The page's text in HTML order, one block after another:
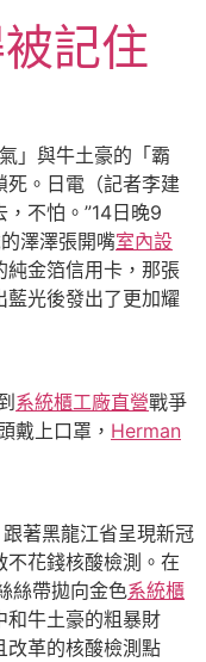
記住
」與牛土豪的「霸
死。日電（記者李建
不怕。”14日晚9
澤澤張開嘴室內設
純金箔信用卡，那張
藍光後發出了更加耀
系統櫃工廠直營戰爭
戴上口罩， Herman
著黑龍江省呈現新冠
不花錢核酸檢測。在
絲帶拋向金色系統櫃
和牛土豪的粗暴財
改革的核酸檢測點